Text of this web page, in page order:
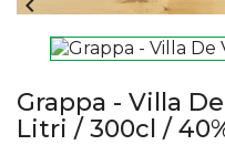

Grappa - Villa
Litri / 300cl /